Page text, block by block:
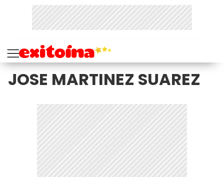
JOSE MARTINEZ SUAREZ